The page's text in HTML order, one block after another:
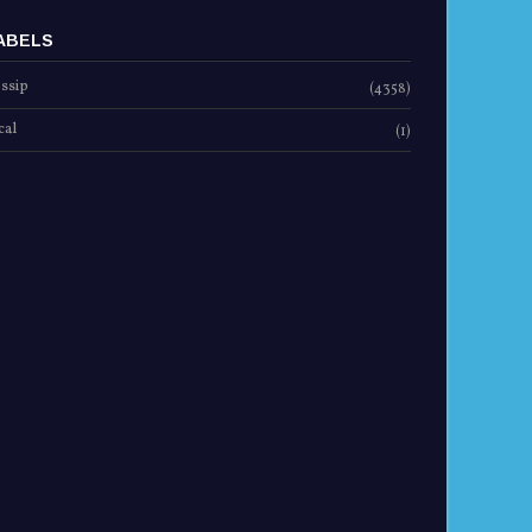
(4358)
(1)